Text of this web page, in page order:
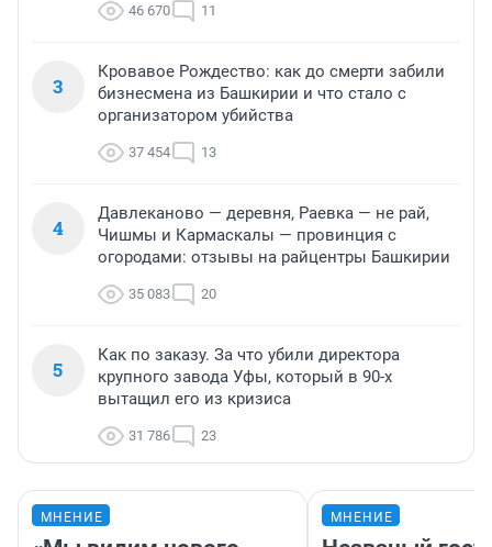
46 670 11
3
Кровавое Рождество: как до смерти забили
бизнесмена из Башкирии и что стало с
организатором убийства
37 454 13
4
Давлеканово — деревня, Раевка — не рай,
Чишмы и Кармаскалы — провинция с
огородами: отзывы на райцентры Башкирии
35 083 20
5
Как по заказу. За что убили директора
крупного завода Уфы, который в 90-х
вытащил его из кризиса
31 786 23
МНЕНИЕ МНЕНИЕ